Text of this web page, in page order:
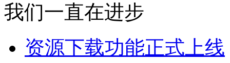
我们一直在进步
资源下载功能正式上线